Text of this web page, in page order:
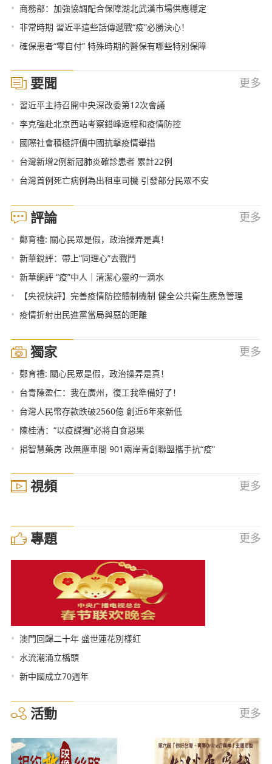
• 商務部：加強協調配合保障湖北武漢市場供應穩定
• 非常時期 習近平這些話傳遞戰“疫”必勝決心！
• 確保患者“零自付” 特殊時期的醫保有哪些特別保障
要聞 更多
• 習近平主持召開中央深改委第12次會議
• 李克強赴北京西站考察錯峰返程和疫情防控
• 國際社會積極評價中國抗擊疫情舉措
• 台灣新增2例新冠肺炎確診患者 累計22例
• 台灣首例死亡病例為出租車司機 引發部分民眾不安
評論 更多
• 鄭育禮: 關心民眾是假，政治操弄是真！
• 新華銳評：帶上“同理心”去戰鬥
• 新華網評 “疫”中人｜清潔心靈的一滴水
• 【央視快評】完善疫情防控體制機制 健全公共衛生應急管理
• 疫情折射出民進黨當局與惡的距離
獨家 更多
• 鄭育禮: 關心民眾是假，政治操弄是真！
• 台青陳盈仁：我在廣州，復工我準備好了！
• 台灣人民幣存款跌破2560億 創近6年來新低
• 陳桂清：“以疫謀獨”必將自食惡果
• 捐智慧藥房 改無塵車間 901兩岸青創聯盟攜手抗“疫”
視頻 更多
專題 更多
• 澳門回歸二十年 盛世蓮花別樣紅
• 水流潮涌立橋頭
• 新中國成立70週年
活動 更多